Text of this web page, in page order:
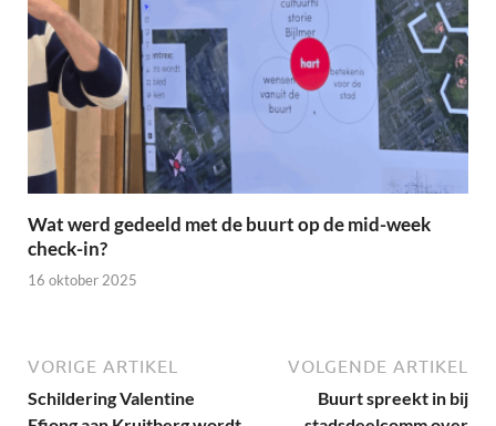
Wat werd gedeeld met de buurt op de mid-week
check-in?
16 oktober 2025
VORIGE ARTIKEL
Schildering Valentine
VOLGENDE ARTIKEL
Buurt spreekt in bij